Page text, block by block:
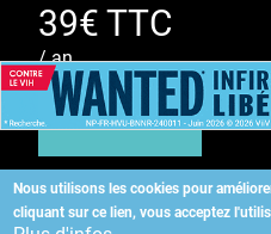
Nous utilisons les cookies pour
cliquant sur ce lien, vous acceptez
39€ TTC
/ an
S'ABONNER
Copyright©